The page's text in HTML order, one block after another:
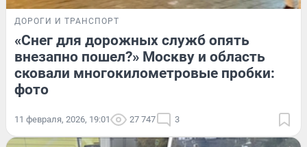
ДОРОГИ И ТРАНСПОРТ
«Снег для дорожных служб опять
внезапно пошел?» Москву и область
сковали многокилометровые пробки:
фото
11 февраля, 2026, 19:01 27 747 3